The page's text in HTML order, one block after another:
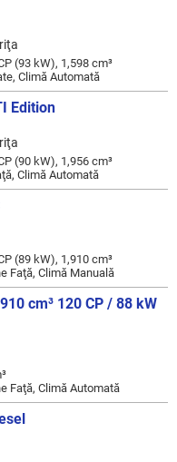
(93 kW), 1,598 cm³
Climă Automată
Edition
(90 kW), 1,956 cm³
Climă Automată
(89 kW), 1,910 cm³
Faţă, Climă Manuală
cm³ 120 CP / 88 kW
Faţă, Climă Automată